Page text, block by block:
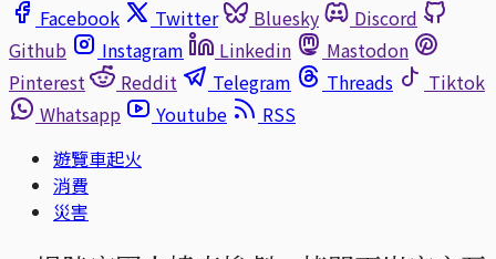
Facebook
Twitter Bluesky
Discord
Github
Instagram Linkedin
Mastodon
Pinterest
Reddit Telegram Threads
Tiktok
Whatsapp
Youtube
RSS
遊覽車起火
消費
災害